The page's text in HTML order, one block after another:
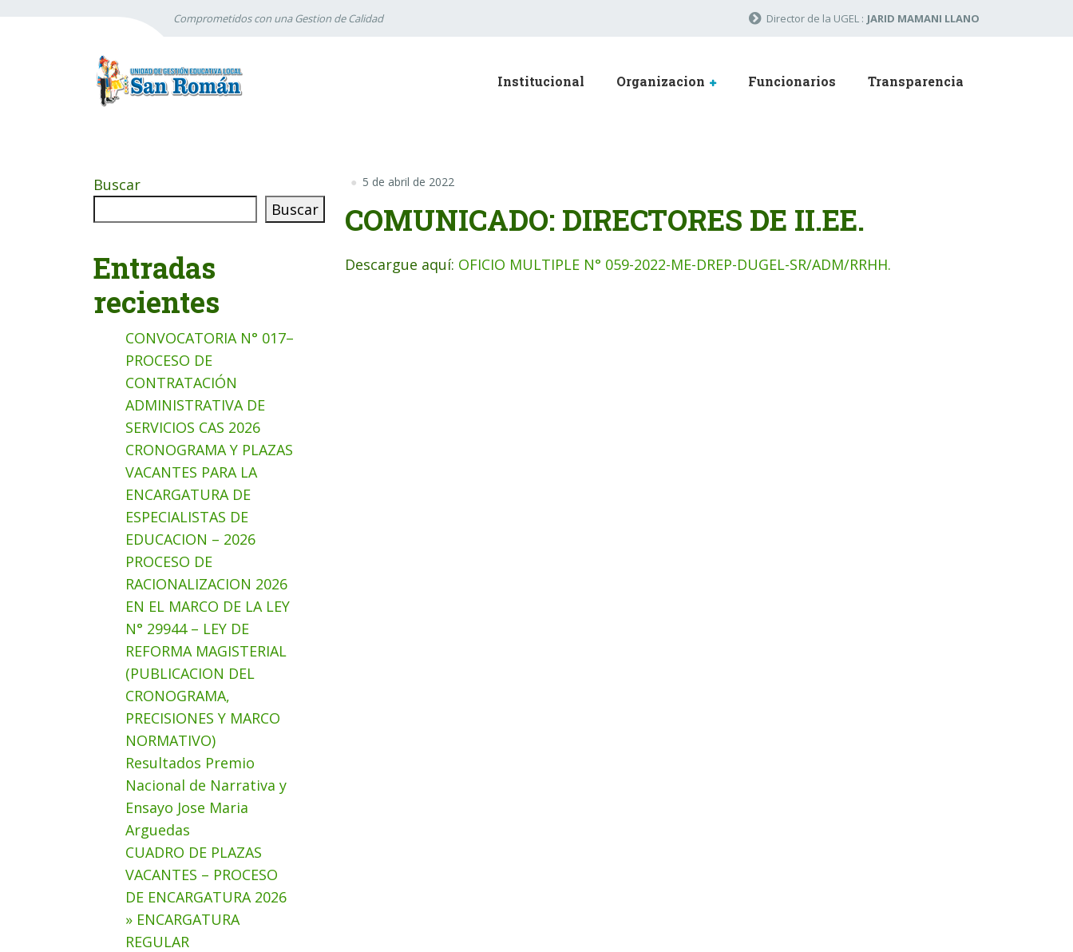
Comprometidos con una Gestion de Calidad Director de la UGEL : JARID MAMANI LLANO
Institucional Organizacion Funcionarios Transparencia
5 de abril de 2022
COMUNICADO: DIRECTORES DE II.EE.
Descargue aquí: OFICIO MULTIPLE N° 059-2022-ME-DREP-DUGEL-SR/ADM/RRHH.
Buscar
Buscar
Entradas
recientes
CONVOCATORIA N° 017–
PROCESO DE
CONTRATACIÓN
ADMINISTRATIVA DE
SERVICIOS CAS 2026
CRONOGRAMA Y PLAZAS
VACANTES PARA LA
ENCARGATURA DE
ESPECIALISTAS DE
EDUCACION – 2026
PROCESO DE
RACIONALIZACION 2026
EN EL MARCO DE LA LEY
N° 29944 – LEY DE
REFORMA MAGISTERIAL
(PUBLICACION DEL
CRONOGRAMA,
PRECISIONES Y MARCO
NORMATIVO)
Resultados Premio
Nacional de Narrativa y
Ensayo Jose Maria
Arguedas
CUADRO DE PLAZAS
VACANTES – PROCESO
DE ENCARGATURA 2026
» ENCARGATURA
REGULAR